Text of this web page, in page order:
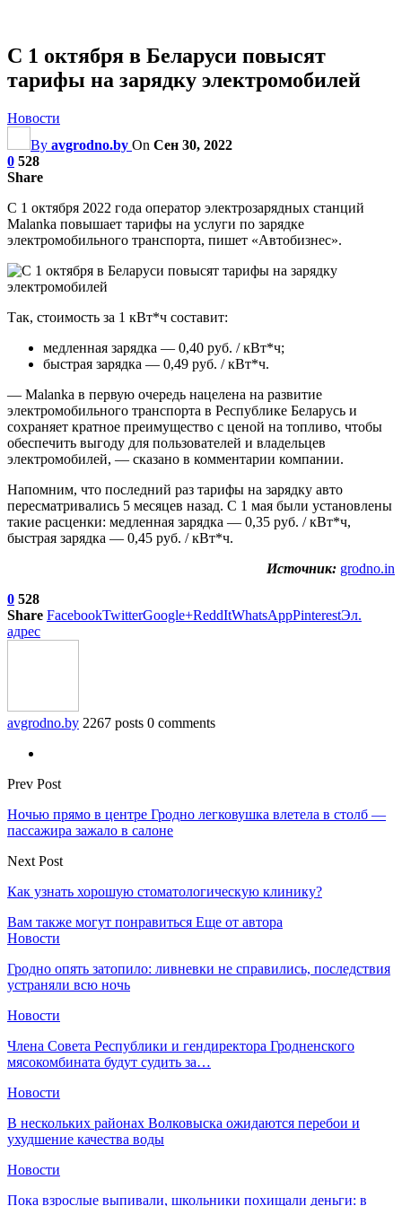
С 1 октября в Беларуси повысят
тарифы на зарядку электромобилей
Новости
By avgrodno.by On Сен 30, 2022
0 528
Share
C 1 октября 2022 года оператор электрозарядных станций
Malanka повышает тарифы на услуги по зарядке
электромобильного транспорта, пишет «Автобизнес».
Так, стоимость за 1 кВт*ч составит:
медленная зарядка — 0,40 руб. / кВт*ч;
быстрая зарядка — 0,49 руб. / кВт*ч.
— Malanka в первую очередь нацелена на развитие
электромобильного транспорта в Республике Беларусь и
сохраняет кратное преимущество с ценой на топливо, чтобы
обеспечить выгоду для пользователей и владельцев
электромобилей, — сказано в комментарии компании.
Напомним, что последний раз тарифы на зарядку авто
пересматривались 5 месяцев назад. С 1 мая были установлены
такие расценки: медленная зарядка — 0,35 руб. / кВт*ч,
быстрая зарядка — 0,45 руб. / кВт*ч.
Источник: grodno.in
0 528
Share FacebookTwitterGoogle+ReddItWhatsAppPinterestЭл.
адрес
avgrodno.by 2267 posts 0 comments
Prev Post
Ночью прямо в центре Гродно легковушка влетела в столб —
пассажира зажало в салоне
Next Post
Как узнать хорошую стоматологическую клинику?
Вам также могут понравиться Еще от автора
Новости
Гродно опять затопило: ливневки не справились, последствия
устраняли всю ночь
Новости
Члена Совета Республики и гендиректора Гродненского
мясокомбината будут судить за…
Новости
В нескольких районах Волковыска ожидаются перебои и
ухудшение качества воды
Новости
Пока взрослые выпивали, школьники похищали деньги: в